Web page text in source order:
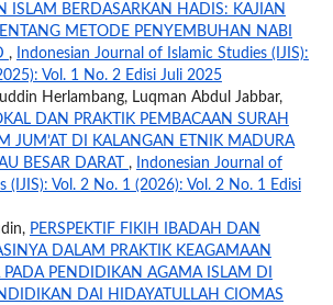
ISLAM BERDASARKAN HADIS: KAJIAN
METODE PENYEMBUHAN NABI
,
Indonesian Journal of Islamic Studies (IJIS):
Vol. 1 No. 2 Edisi Juli 2025
Herlambang, Luqman Abdul Jabbar,
DAN PRAKTIK PEMBACAAN SURAH
JUM’AT DI KALANGAN ETNIK MADURA
BESAR DARAT ,
Indonesian Journal of
(IJIS): Vol. 2 No. 1 (2026): Vol. 2 No. 1 Edisi
PERSPEKTIF FIKIH IBADAH DAN
DALAM PRAKTIK KEAGAMAAN
PADA PENDIDIKAN AGAMA ISLAM DI
DAI HIDAYATULLAH CIOMAS